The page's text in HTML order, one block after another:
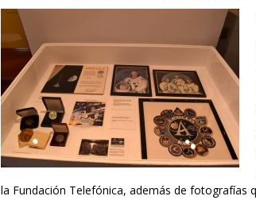
la Fundación Telefónica, además de fotografías